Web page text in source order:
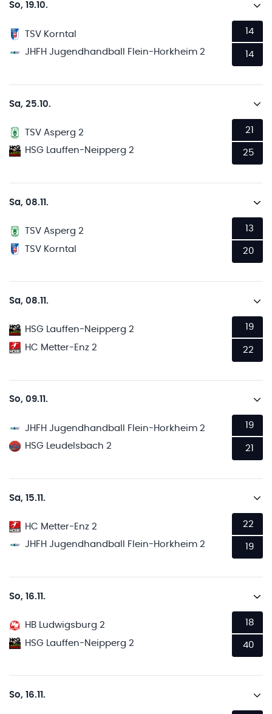
So, 19.10.
TSV Korntal
JHFH Jugendhandball Flein-Horkheim 2
14
14
Sa, 25.10.
TSV Asperg 2
HSG Lauffen-Neipperg 2
21
25
Sa, 08.11.
TSV Asperg 2
TSV Korntal
13
20
Sa, 08.11.
HSG Lauffen-Neipperg 2
HC Metter-Enz 2
19
22
So, 09.11.
JHFH Jugendhandball Flein-Horkheim 2
HSG Leudelsbach 2
19
21
Sa, 15.11.
HC Metter-Enz 2
JHFH Jugendhandball Flein-Horkheim 2
22
19
So, 16.11.
HB Ludwigsburg 2
HSG Lauffen-Neipperg 2
18
40
So, 16.11.